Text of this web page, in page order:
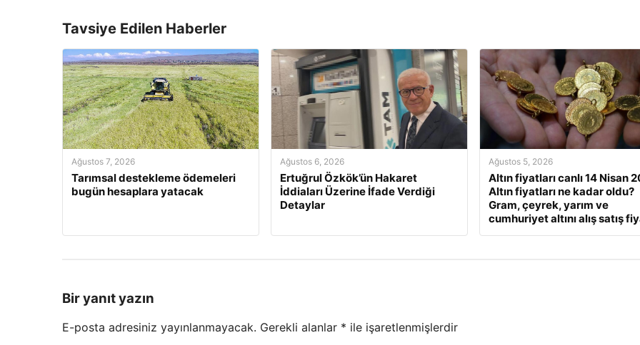
Tavsiye Edilen Haberler
Ağustos 7, 2026
Tarımsal destekleme ödemeleri
bugün hesaplara yatacak
Ağustos 6, 2026
Ertuğrul Özkök’ün Hakaret
İddiaları Üzerine İfade Verdiği
Detaylar
Ağustos 5, 2026
Altın fiyatları canlı 14 Nisan
Altın fiyatları ne kadar oldu?
Gram, çeyrek, yarım ve
cumhuriyet altını alış satış
Bir yanıt yazın
E-posta adresiniz yayınlanmayacak. Gerekli alanlar * ile işaretlenmişlerdir